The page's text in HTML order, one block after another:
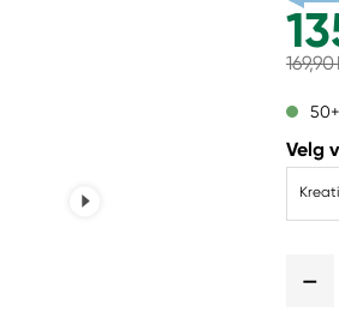
169,90
Velg